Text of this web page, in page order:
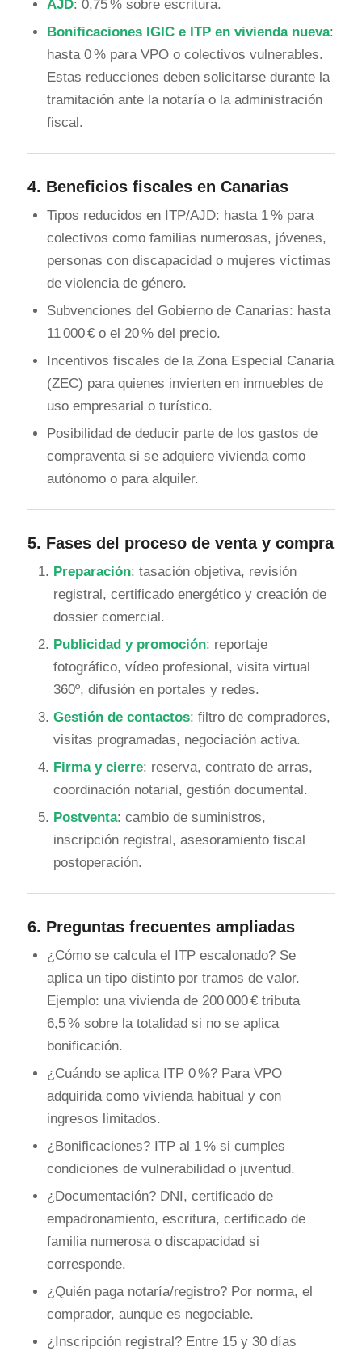
AJD: 0,75 % sobre escritura.
Bonificaciones IGIC e ITP en vivienda nueva:
hasta 0 % para VPO o colectivos vulnerables.
Estas reducciones deben solicitarse durante la
tramitación ante la notaría o la administración
fiscal.
4. Beneficios fiscales en Canarias
Tipos reducidos en ITP/AJD: hasta 1 % para
colectivos como familias numerosas, jóvenes,
personas con discapacidad o mujeres víctimas
de violencia de género.
Subvenciones del Gobierno de Canarias: hasta
11 000 € o el 20 % del precio.
Incentivos fiscales de la Zona Especial Canaria
(ZEC) para quienes invierten en inmuebles de
uso empresarial o turístico.
Posibilidad de deducir parte de los gastos de
compraventa si se adquiere vivienda como
autónomo o para alquiler.
5. Fases del proceso de venta y compra
Preparación: tasación objetiva, revisión
registral, certificado energético y creación de
dossier comercial.
Publicidad y promoción: reportaje
fotográfico, vídeo profesional, visita virtual
360º, difusión en portales y redes.
Gestión de contactos: filtro de compradores,
visitas programadas, negociación activa.
Firma y cierre: reserva, contrato de arras,
coordinación notarial, gestión documental.
Postventa: cambio de suministros,
inscripción registral, asesoramiento fiscal
postoperación.
6. Preguntas frecuentes ampliadas
¿Cómo se calcula el ITP escalonado? Se
aplica un tipo distinto por tramos de valor.
Ejemplo: una vivienda de 200 000 € tributa
6,5 % sobre la totalidad si no se aplica
bonificación.
¿Cuándo se aplica ITP 0 %? Para VPO
adquirida como vivienda habitual y con
ingresos limitados.
¿Bonificaciones? ITP al 1 % si cumples
condiciones de vulnerabilidad o juventud.
¿Documentación? DNI, certificado de
empadronamiento, escritura, certificado de
familia numerosa o discapacidad si
corresponde.
¿Quién paga notaría/registro? Por norma, el
comprador, aunque es negociable.
¿Inscripción registral? Entre 15 y 30 días